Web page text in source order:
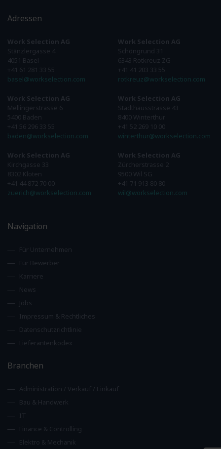
Adressen
Work Selection AG
Stänzlergasse 4
4051 Basel
+41 61 281 33 55
basel@workselection.com
Work Selection AG
Mellingerstrasse 6
5400 Baden
+41 56 296 33 55
baden@workselection.com
Work Selection AG
Kirchgasse 33
8302 Kloten
+41 44 872 70 00
zuerich@workselection.com
Work Selection AG
Schöngrund 31
6343 Rotkreuz ZG
+41 41 203 33 55
rotkreuz@workselection.com
Work Selection AG
Stadthausstrasse 43
8400 Winterthur
+41 52 269 10 00
winterthur@workselection.com
Work Selection AG
Zürcherstrasse 2
9500 Wil SG
+41 71 913 80 80
wil@workselection.com
Navigation
Für Unternehmen
Für Bewerber
Karriere
News
Jobs
Impressum & Rechtliches
Datenschutzrichtlinie
Lieferantenkodex
Branchen
Administration / Verkauf / Einkauf
Bau & Handwerk
IT
Finance & Controlling
Elektro & Mechanik